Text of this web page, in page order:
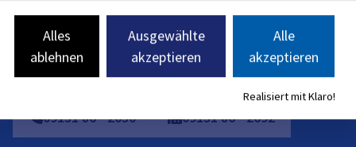
betriebshof@stadt.erlangen.de
0913186-2030 0913186-2692
Alles
ablehnen
Ausgewählte
akzeptieren
Alle
akzeptieren
Realisiert mit Klaro!